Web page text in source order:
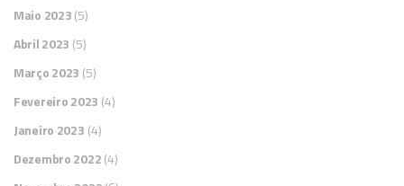
Maio 2023(5)
Abril 2023 (5)
Março 2023 (5)
Fevereiro 2023 (4)
Janeiro 2023 (4)
Dezembro 2022(4)